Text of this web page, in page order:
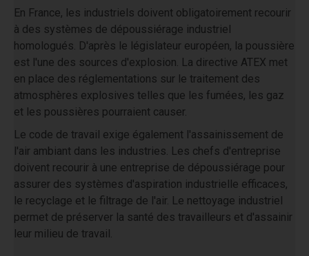
En France, les industriels doivent obligatoirement recourir
à des systèmes de dépoussiérage industriel
homologués. D'après le législateur européen, la poussière
est l'une des sources d'explosion. La directive ATEX met
en place des réglementations sur le traitement des
atmosphères explosives telles que les fumées, les gaz
et les poussières pourraient causer.
Le code de travail exige également l'assainissement de
l'air ambiant dans les industries. Les chefs d'entreprise
doivent recourir à une entreprise de dépoussiérage pour
assurer des systèmes d'aspiration industrielle efficaces,
le recyclage et le filtrage de l'air. Le nettoyage industriel
permet de préserver la santé des travailleurs et d'assainir
leur milieu de travail.